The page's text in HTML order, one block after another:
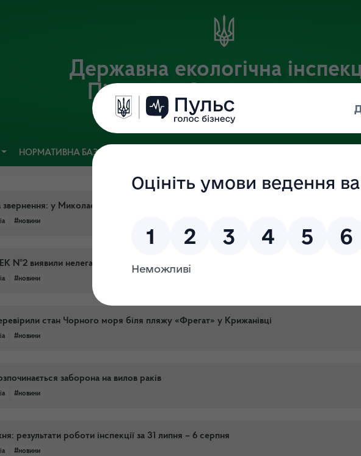
Державна екологічна
Південно-Західного округу
Офіційний веб-портал Державної екологічної інспекції України
НОРМАТИВНА БАЗА
звернення: у Миколаєві прибрали несанкціоноване сміттєзвалище
#новини
№2 виявили нелегальний продаж водних біоресурсів
#новини
стан Чорного моря біля пляжу «Фрегат» у Крижанівці
#новини
заборона на вилов раків
#новини
результати роботи інспекції за 31 липня – 6 серпня
#новини